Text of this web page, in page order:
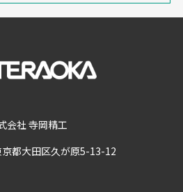
会社 寺岡精工
都大田区久が原5-13-12